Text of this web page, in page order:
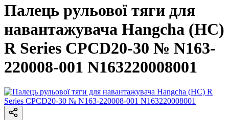
Палець рульової тяги для
навантажувача Hangcha (HC)
R Series CPCD20-30 № N163-
220008-001 N163220008001